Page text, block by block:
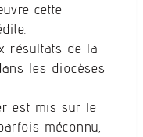
cette
résultats de la
les diocèses
est mis sur le
méconnu,